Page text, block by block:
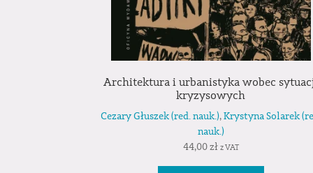
Architektura i urbanistyka wobec
kryzysowych
Cezary Głuszek (red. nauk.),Krystyna Solarek
nauk.)
44,00zł z VAT